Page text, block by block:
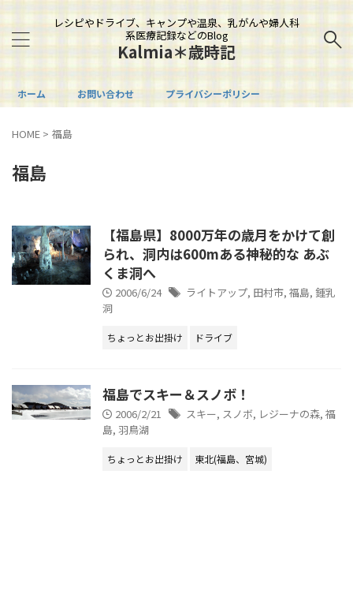
レシピやドライブ、キャンプや温泉、乳がんや婦人科
系医療記録などのBlog
Kalmia＊歳時記
ホーム お問い合わせ プライバシーポリシー
HOME > 福島
福島
【福島県】8000万年の歳月をかけて創
られ、洞内は600mある神秘的な あぶ
くま洞へ
2006/6/24 ライトアップ, 田村市, 福島, 鍾乳
洞
ちょっとお出掛け ドライブ
福島でスキー＆スノボ！
2006/2/21 スキー, スノボ, レジーナの森, 福
島, 羽鳥湖
ちょっとお出掛け 東北(福島、宮城)